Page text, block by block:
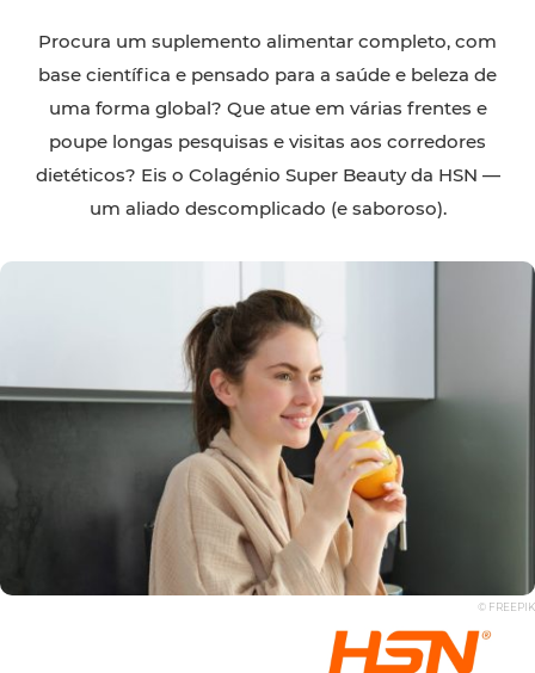
Procura um suplemento alimentar completo, com
base científica e pensado para a saúde e beleza de
uma forma global? Que atue em várias frentes e
poupe longas pesquisas e visitas aos corredores
dietéticos? Eis o Colagénio Super Beauty da HSN —
um aliado descomplicado (e saboroso).
© FREEPIK